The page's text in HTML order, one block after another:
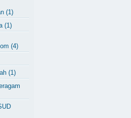
(1)
(1)
(4)
(1)